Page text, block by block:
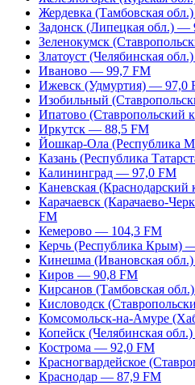
Жердевка (Тамбовская
Задонск (Липецкая обл.) —
Зеленокумск
Златоуст (Челябинская
Иваново — 99,7 FM
Ижевск (Удмуртия) — 97,0
Изобильный
Ипатово (Ставропольский
Иркутск — 88,5 FM
Йошкар-Ола (Республика
Казань (Республика
Калининград — 97,0 FM
Каневская
Карачаевск (Карачаево-
FM
Кемерово — 104,3 FM
Керчь (Республика Крым)
Кинешма (Ивановская
Киров — 90,8 FM
Кирсанов (Тамбовская
Кисловодск
Комсомольск-на-Амуре
Копейск (Челябинская
Кострома — 92,0 FM
Красногвардейское
Краснодар — 87,9 FM